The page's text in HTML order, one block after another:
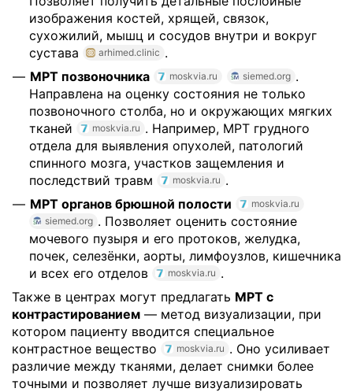
изображения костей, хрящей, связок,
сухожилий, мышц и сосудов внутри и вокруг
сустава
arhimed.clinic .
МРТ позвоночника
moskvia.ru siemed.org .
Направлена на оценку состояния не только
позвоночного столба, но и окружающих мягких
тканей
moskvia.ru . Например, МРТ грудного
отдела для выявления опухолей, патологий
спинного мозга, участков защемления и
последствий травм
moskvia.ru .
МРТ органов брюшной полости
moskvia.ru
siemed.org . Позволяет оценить состояние
мочевого пузыря и его протоков, желудка,
почек, селезёнки, аорты, лимфоузлов, кишечника
и всех его отделов
moskvia.ru .
Также в центрах могут предлагать МРТ с
контрастированием — метод визуализации, при
котором пациенту вводится специальное
контрастное вещество
moskvia.ru . Оно усиливает
различие между тканями, делает снимки более
точными и позволяет лучше визуализировать